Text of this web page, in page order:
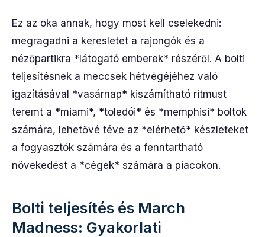
Ez az oka annak, hogy most kell cselekedni:
megragadni a keresletet a rajongók és a
nézőpartikra *látogató emberek* részéről. A bolti
teljesítésnek a meccsek hétvégéjéhez való
igazításával *vasárnap* kiszámítható ritmust
teremt a *miami*, *toledói* és *memphisi* boltok
számára, lehetővé téve az *elérhető* készleteket
a fogyasztók számára és a fenntartható
növekedést a *cégek* számára a piacokon.
Bolti teljesítés és March
Madness: Gyakorlati